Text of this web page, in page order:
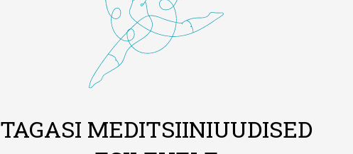
TAGASI MEDITSIINIUUDISED